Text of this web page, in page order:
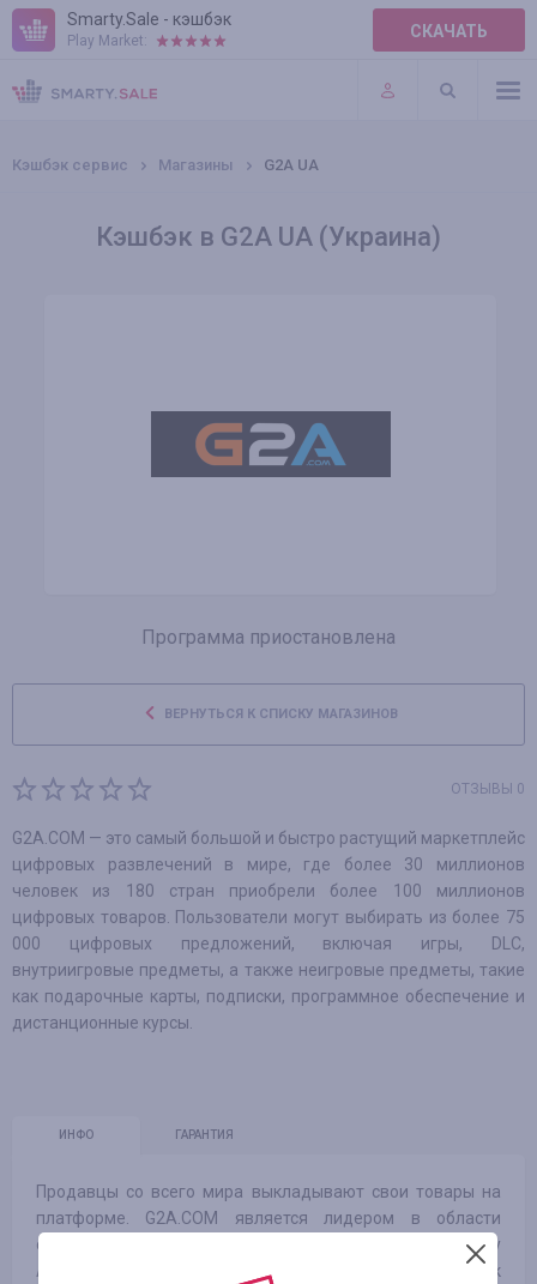
Smarty.Sale - кэшбэк
Play Market: СКАЧАТЬ
ПРАВИЛА
ПЛАГИНЫ
Кэшбэк сервис Магазины G2A UA
Кэшбэк в G2A UA (Украина)
Программа приостановлена
ВЕРНУТЬСЯ К СПИСКУ МАГАЗИНОВ
ОТЗЫВЫ 0
G2A.COM — это самый большой и быстро растущий маркетплейс
цифровых развлечений в мире, где более 30 миллионов
человек из 180 стран приобрели более 100 миллионов
цифровых товаров. Пользователи могут выбирать из более 75
000 цифровых предложений, включая игры, DLC,
внутриигровые предметы, а также неигровые предметы, такие
как подарочные карты, подписки, программное обеспечение и
дистанционные курсы.
ИНФО ГАРАНТИЯ
Продавцы со всего мира выкладывают свои товары на
платформе. G2A.COM является лидером в области
онлайн-безопасности и получил престижную награду
American CNP Award вместе с такими компаниями, как